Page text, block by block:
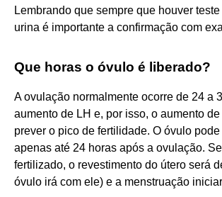
Lembrando que sempre que houver
urina é importante a confirmação com
Que horas o óvulo é liberado?
A ovulação normalmente ocorre de 24 a
aumento de LH e, por isso, o aumento
prever o pico de fertilidade. O óvulo
apenas até 24 horas após a ovulação.
fertilizado, o revestimento do útero será
óvulo irá com ele) e a menstruação